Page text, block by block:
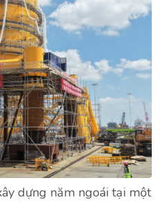
dựng năm ngoái tại một